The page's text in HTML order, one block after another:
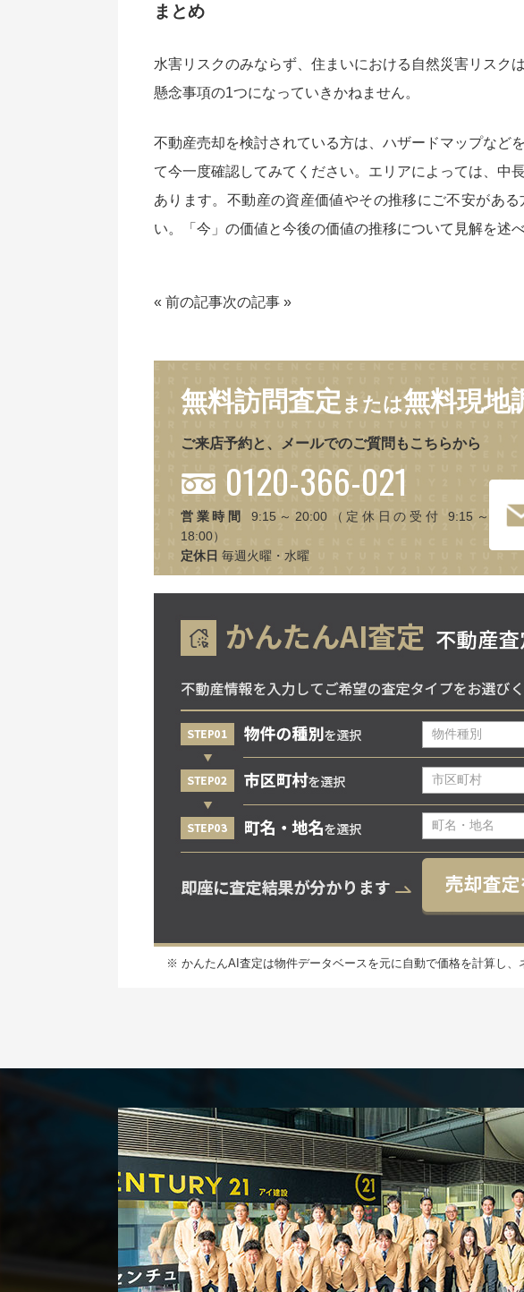
まとめ
水害リスクのみならず、住まいにおける自然災害リスク
懸念事項の1つになっていきかねません。
不動産売却を検討されている方は、ハザードマップなど
て今一度確認してみてください。エリアによっては、中
あります。不動産の資産価値やその推移にご不安があ
い。「今」の価値と今後の価値の推移について見解を述
« 前の記事次の記事 »
無料訪問査定 または無料現地
ご来店予約と、メールでのご質問もこちらから
0120-366-021
営業時間
9:15～20:00（定休日の受付 9:15～
18:00）
定休日 毎週火曜・水曜
※ かんたんAI査定は物件データベースを元に自動で価格を計算し、